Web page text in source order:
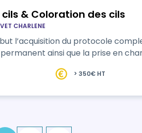
& Coloration des cils
CHARLENE
l’acquisition du protocole
ainsi que la prise en
> 350€ HT